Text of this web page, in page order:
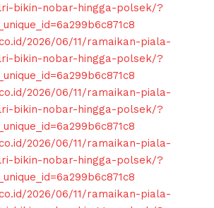
bikin-nobar-hingga-polsek/?
2026/06/11/ramaikan-piala-
bikin-nobar-hingga-polsek/?
2026/06/11/ramaikan-piala-
bikin-nobar-hingga-polsek/?
2026/06/11/ramaikan-piala-
bikin-nobar-hingga-polsek/?
2026/06/11/ramaikan-piala-